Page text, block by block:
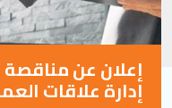
شارك معنا
الأخبار والموارد
المدونة
إعلان عن
إدارة علاقات